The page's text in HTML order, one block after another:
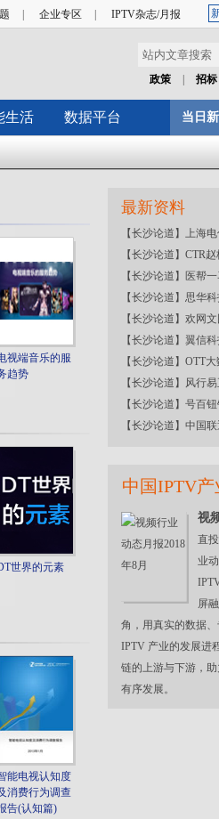
企业专区 IPTV杂志/月报
生活 数据平台 当日
视端音乐的服
趋势
世界的元素
能电视认知度
消费行为调查
告(认知篇)
最新资料
【长沙论道】上海
【长沙论道】CTR
【长沙论道】医帮
【长沙论道】思华
【长沙论道】欢网
【长沙论道】翼信
【长沙论道】OTT
【长沙论道】风行
【长沙论道】号百
【长沙论道】中国
中国IPTV产
视
直
业
屏
角，用真实的数据
IPTV 产业的发展进
链的上游与下游，助
有序发展。